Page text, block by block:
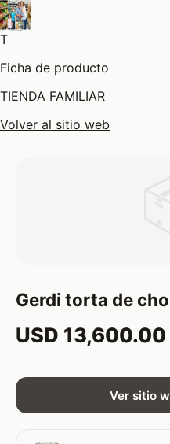
T
Ficha de producto
TIENDA FAMILIAR
Volver al sitio web
Gerdi torta de
USD 13,600.00
Ver sitio